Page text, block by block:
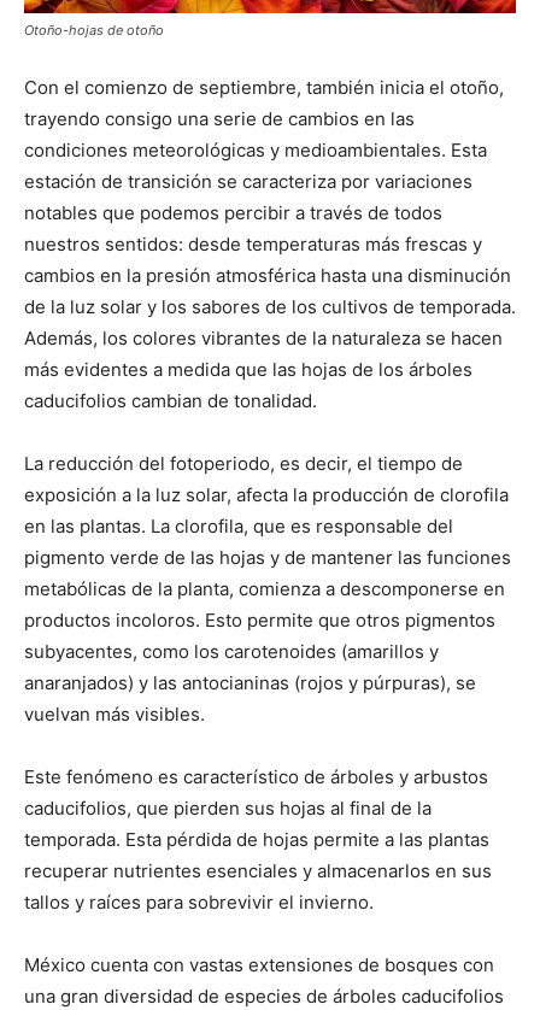
Otoño-hojas de otoño
Con el comienzo de septiembre, también inicia el otoño,
trayendo consigo una serie de cambios en las
condiciones meteorológicas y medioambientales. Esta
estación de transición se caracteriza por variaciones
notables que podemos percibir a través de todos
nuestros sentidos: desde temperaturas más frescas y
cambios en la presión atmosférica hasta una disminución
de la luz solar y los sabores de los cultivos de temporada.
Además, los colores vibrantes de la naturaleza se hacen
más evidentes a medida que las hojas de los árboles
caducifolios cambian de tonalidad.
La reducción del fotoperiodo, es decir, el tiempo de
exposición a la luz solar, afecta la producción de clorofila
en las plantas. La clorofila, que es responsable del
pigmento verde de las hojas y de mantener las funciones
metabólicas de la planta, comienza a descomponerse en
productos incoloros. Esto permite que otros pigmentos
subyacentes, como los carotenoides (amarillos y
anaranjados) y las antocianinas (rojos y púrpuras), se
vuelvan más visibles.
Este fenómeno es característico de árboles y arbustos
caducifolios, que pierden sus hojas al final de la
temporada. Esta pérdida de hojas permite a las plantas
recuperar nutrientes esenciales y almacenarlos en sus
tallos y raíces para sobrevivir el invierno.
México cuenta con vastas extensiones de bosques con
una gran diversidad de especies de árboles caducifolios